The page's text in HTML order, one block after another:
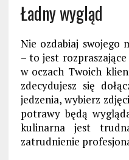
Ładny wygląd
Nie ozdabiaj swojego
– to jest
w oczach Twoich
zdecydujesz się
jedzenia, wybierz
potrawy będą
kulinarna jest
zatrudnienie